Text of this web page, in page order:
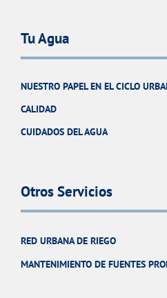
Tu Agua
NUESTRO PAPEL EN EL CICLO
CALIDAD
CUIDADOS DEL AGUA
Otros Servicios
RED URBANA DE RIEGO
MANTENIMIENTO DE FUENTES